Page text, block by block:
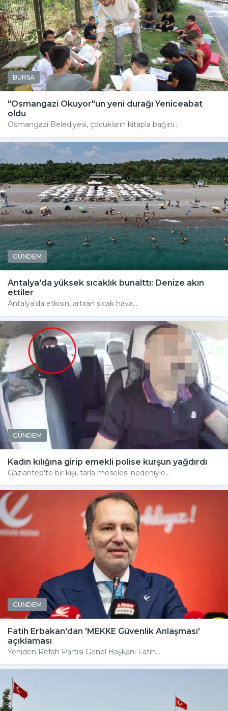
BURSA
"Osmangazi Okuyor"un yeni durağı Yeniceabat
oldu
Osmangazi Belediyesi, çocukların kitapla bağını...
GÜNDEM
Antalya'da yüksek sıcaklık bunalttı: Denize akın
ettiler
Antalya'da etkisini artıran sıcak hava...
GÜNDEM
Kadın kılığına girip emekli polise kurşun yağdırdı
Gaziantep'te bir kişi, tarla meselesi nedeniyle...
GÜNDEM
Fatih Erbakan'dan 'MEKKE Güvenlik Anlaşması'
açıklaması
Yeniden Refah Partisi Genel Başkanı Fatih...